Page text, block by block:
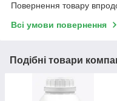
Повернення товару
Всі умови повернення
Подібні товари